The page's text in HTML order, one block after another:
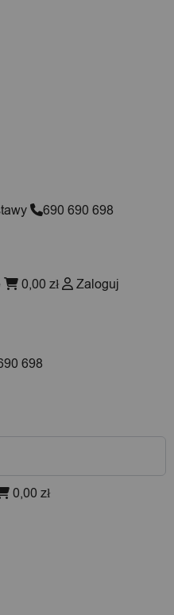
690 690 698
0,00 zł
Zaloguj
698
0,00 zł